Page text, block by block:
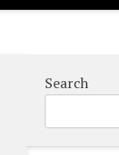
Search